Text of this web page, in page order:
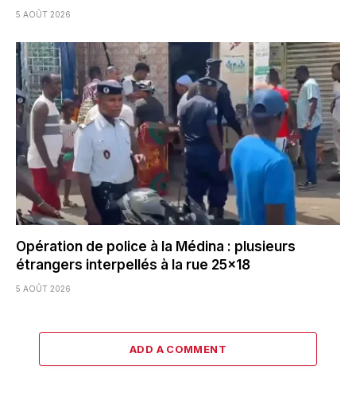
5 AOÛT 2026
Opération de police à la Médina : plusieurs
étrangers interpellés à la rue 25×18
5 AOÛT 2026
ADD A COMMENT